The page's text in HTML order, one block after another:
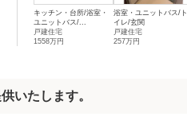
キッチン・台所/浴室・
ユニットバス/...
戸建住宅
1558万円
浴室・ユニットバス/ト
イレ/玄関
戸建住宅
257万円
いたします。